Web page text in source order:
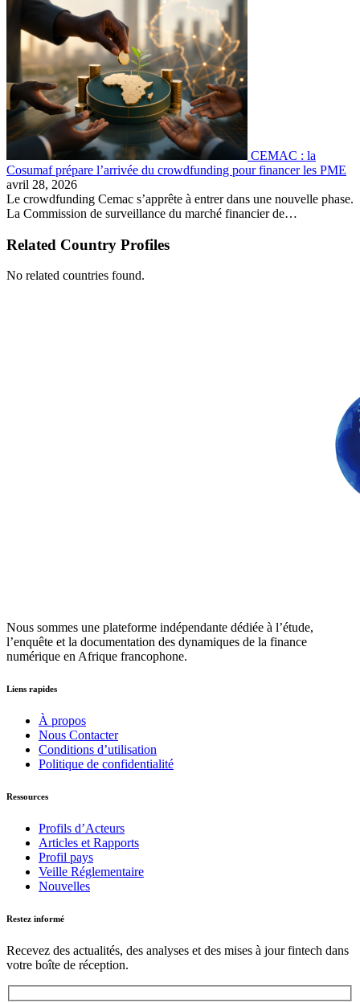
CEMAC : la
Cosumaf prépare l’arrivée du crowdfunding pour financer les PME
avril 28, 2026
Le crowdfunding Cemac s’apprête à entrer dans une nouvelle phase.
La Commission de surveillance du marché financier de…
Related Country Profiles
No related countries found.
Nous sommes une plateforme indépendante dédiée à l’étude,
l’enquête et la documentation des dynamiques de la finance
numérique en Afrique francophone.
Liens rapides
À propos
Nous Contacter
Conditions d’utilisation
Politique de confidentialité
Ressources
Profils d’Acteurs
Articles et Rapports
Profil pays
Veille Réglementaire
Nouvelles
Restez informé
Recevez des actualités, des analyses et des mises à jour fintech dans
votre boîte de réception.